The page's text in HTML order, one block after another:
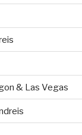
& Las Vegas